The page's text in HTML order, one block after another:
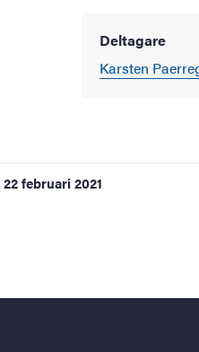
Deltagare
Karsten
22 februari 2021